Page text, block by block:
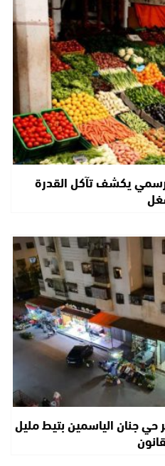
يكشف تآكل القدرة
حي جنان الياسمين بتيط مليل